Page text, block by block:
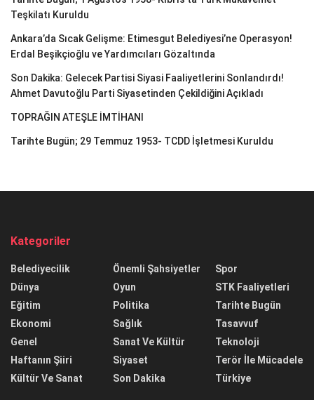
Teşkilatı Kuruldu
Ankara’da Sıcak Gelişme: Etimesgut Belediyesi’ne Operasyon!
Erdal Beşikçioğlu ve Yardımcıları Gözaltında
Son Dakika: Gelecek Partisi Siyasi Faaliyetlerini Sonlandırdı!
Ahmet Davutoğlu Parti Siyasetinden Çekildiğini Açıkladı
TOPRAĞIN ATEŞLE İMTİHANI
Tarihte Bugün; 29 Temmuz 1953- TCDD İşletmesi Kuruldu
Kategoriler
Belediyecilik
Dünya
Eğitim
Ekonomi
Genel
Haftanın Şiiri
Kültür Ve Sanat
Önemli Şahsiyetler
Oyun
Politika
Sağlık
Sanat Ve Kültür
Siyaset
Son Dakika
Spor
STK Faaliyetleri
Tarihte Bugün
Tasavvuf
Teknoloji
Terör İle Mücadele
Türkiye